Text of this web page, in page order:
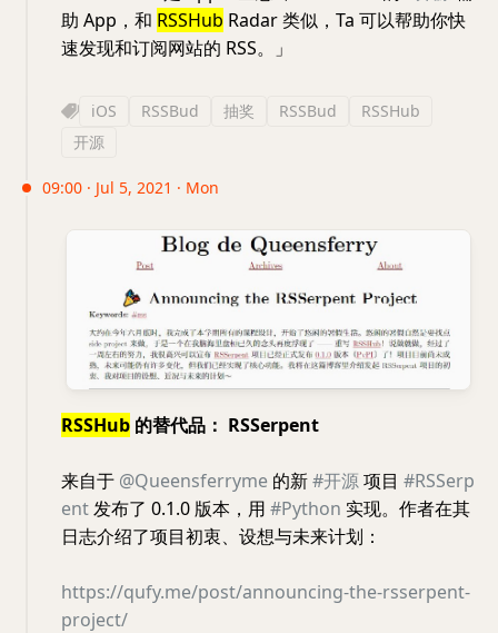
助 App，和 RSSHub Radar 类似，Ta 可以帮助你快
速发现和订阅网站的 RSS。」
iOS RSSBud 抽奖 RSSBud
RSSHub
开源
09:00 · Jul 5, 2021 · Mon
RSSHub 的替代品： RSSerpent
来自于 @Queensferryme 的新#开源项目 #RSSerp
ent发布了 0.1.0 版本，用 #Python 实现。作者在其
日志介绍了项目初衷、设想与未来计划：
https://qufy.me/post/announcing-the-rsserpent-
project/